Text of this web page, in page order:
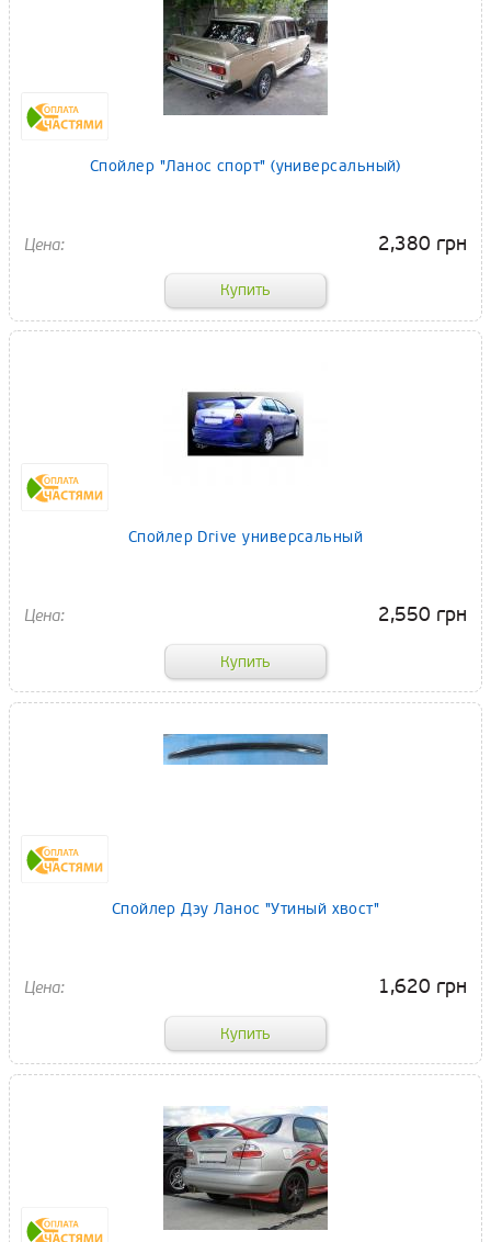
Спойлер "Ланос спорт" (универсальный)
2,380 грн
Спойлер Drive универсальный
2,550 грн
Спойлер Дэу Ланос "Утиный хвост"
1,620 грн